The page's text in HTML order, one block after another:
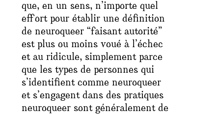
que, en un sens, n’importe quel
effort pour établir une définition
de neuroqueer “faisant autorité”
est plus ou moins voué à l’échec
et au ridicule, simplement parce
que les types de personnes qui
s’identifient comme neuroqueer
et s’engagent dans des pratiques
neuroqueer sont généralement de